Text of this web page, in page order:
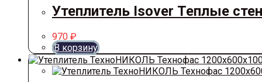
Утеплитель Isover Теплые
970 ₽
В корзину